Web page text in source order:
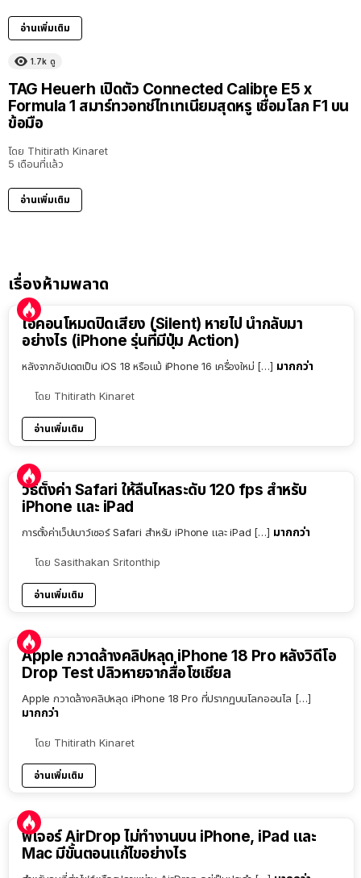
อ่านเพิ่มเติม
1.7k ดู
TAG Heuerh เปิดตัว Connected Calibre E5 x
Formula 1 สมาร์ทวอทช์ไทเทเนียมสุดหรู เชื่อมโลก F1 บน
ข้อมือ
โดย Thitirath Kinaret
5 เดือนที่แล้ว
อ่านเพิ่มเติม
เรื่องห้ามพลาด
ไอคอนโหมดปิดเสียง (Silent) หายไป นำกลับมา
อย่างไร (iPhone รุ่นที่มีปุ่ม Action)
หลังจากอัปเดตเป็น iOS 18 หรือแม้ iPhone 16 เครื่องใหม่ […] มากกว่า
โดย Thitirath Kinaret
อ่านเพิ่มเติม
วิธีตั้งค่า Safari ให้ลื่นไหลระดับ 120 fps สำหรับ
iPhone และ iPad
การตั้งค่าเว็ปเบาว์เซอร์ Safari สำหรับ iPhone และ iPad […] มากกว่า
โดย Sasithakan Sritonthip
อ่านเพิ่มเติม
Apple กวาดล้างคลิปหลุด iPhone 18 Pro หลังวิดีโอ
Drop Test ปลิวหายจากสื่อโซเชียล
Apple กวาดล้างคลิปหลุด iPhone 18 Pro ที่ปรากฏบนโลกออนไล […]
มากกว่า
โดย Thitirath Kinaret
อ่านเพิ่มเติม
ฟีเจอร์ AirDrop ไม่ทำงานบน iPhone, iPad และ
Mac มีขั้นตอนแก้ไขอย่างไร